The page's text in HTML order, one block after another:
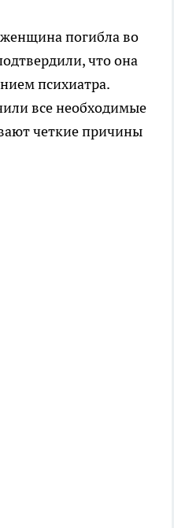
погибла во
что она
психиатра.
все необходимые
четкие причины